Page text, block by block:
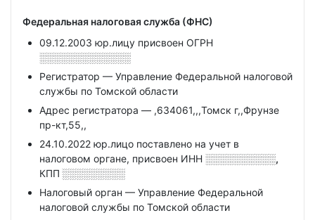
Федеральная налоговая служба (ФНС)
09.12.2003 юр.лицу присвоен ОГРН
░░░░░░░░░░░░░
Регистратор — Управление Федеральной налоговой
службы по Томской области
Адрес регистратора — ,634061,,,Томск г,,Фрунзе
пр-кт,55,,
24.10.2022 юр.лицо поставлено на учет в
налоговом органе, присвоен ИНН ░░░░░░░░░░,
КПП ░░░░░░░░░
Налоговый орган — Управление Федеральной
налоговой службы по Томской области